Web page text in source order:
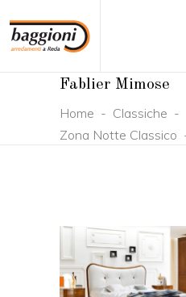
Fablier Mimose
Home - Classiche -
Zona Notte Classico